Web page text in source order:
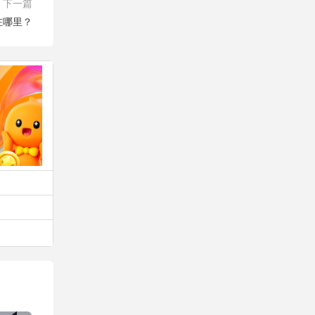
下一篇
里？